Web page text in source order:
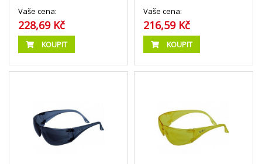
Vaše cena:
228,69 Kč
KOUPIT
Vaše cena:
216,59 Kč
KOUPIT